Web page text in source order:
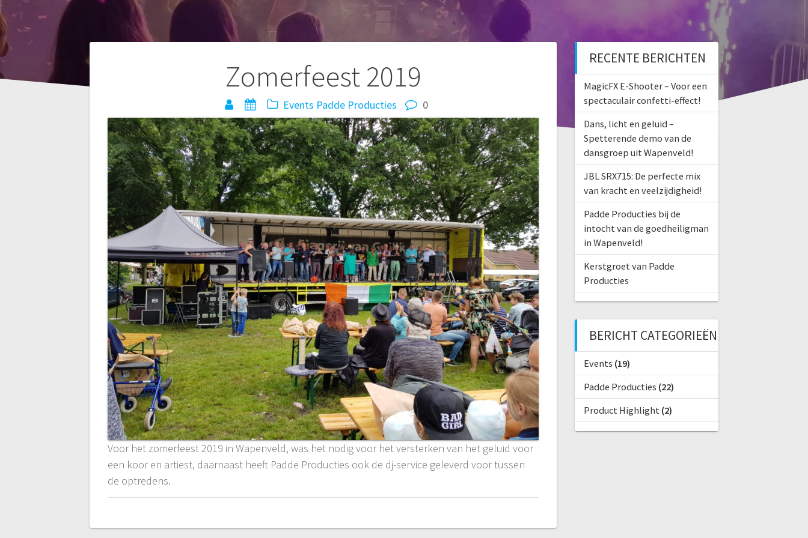
Zomerfeest 2019
Events Padde Producties 0
Voor het zomerfeest 2019 in Wapenveld, was het nodig voor het versterken van het geluid voor
een koor en artiest, daarnaast heeft Padde Producties ook de dj-service geleverd voor tussen
de optredens.
Bericht
RECENTE BERICHTEN
MagicFX E-Shooter – Voor een
spectaculair confetti-effect!
Dans, licht en geluid –
Spetterende demo van de
dansgroep uit Wapenveld!
JBL SRX715: De perfecte mix
van kracht en veelzijdigheid!
Padde Producties bij de
intocht van de goedheiligman
in Wapenveld!
Kerstgroet van Padde
Producties
BERICHT CATEGORIEËN
Events (19)
Padde Producties (22)
Product Highlight(2)